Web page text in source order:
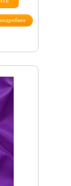
подробнее